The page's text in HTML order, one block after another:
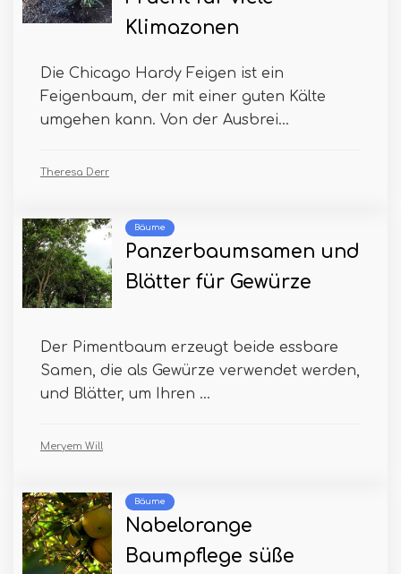
Klimazonen
Die Chicago Hardy Feigen ist ein
Feigenbaum, der mit einer guten Kälte
umgehen kann. Von der Ausbrei...
Theresa Derr
Bäume
Panzerbaumsamen und
Blätter für Gewürze
Der Pimentbaum erzeugt beide essbare
Samen, die als Gewürze verwendet werden,
und Blätter, um Ihren ...
Meryem Will
Bäume
Nabelorange
Baumpflege süße